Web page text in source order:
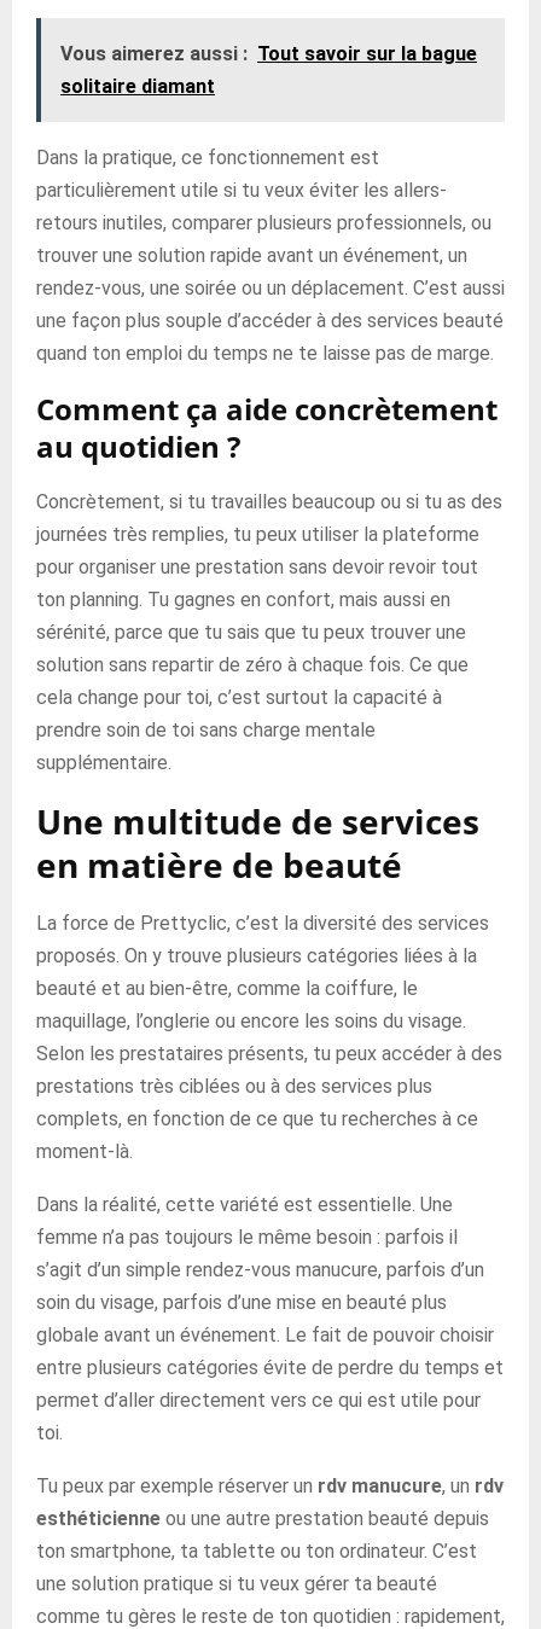
Vous aimerez aussi : Tout savoir sur la bague
solitaire diamant
Dans la pratique, ce fonctionnement est
particulièrement utile si tu veux éviter les allers-
retours inutiles, comparer plusieurs professionnels, ou
trouver une solution rapide avant un événement, un
rendez-vous, une soirée ou un déplacement. C’est aussi
une façon plus souple d’accéder à des services beauté
quand ton emploi du temps ne te laisse pas de marge.
Comment ça aide concrètement
au quotidien ?
Concrètement, si tu travailles beaucoup ou si tu as des
journées très remplies, tu peux utiliser la plateforme
pour organiser une prestation sans devoir revoir tout
ton planning. Tu gagnes en confort, mais aussi en
sérénité, parce que tu sais que tu peux trouver une
solution sans repartir de zéro à chaque fois. Ce que
cela change pour toi, c’est surtout la capacité à
prendre soin de toi sans charge mentale
supplémentaire.
Une multitude de services
en matière de beauté
La force de Prettyclic, c’est la diversité des services
proposés. On y trouve plusieurs catégories liées à la
beauté et au bien-être, comme la coiffure, le
maquillage, l’onglerie ou encore les soins du visage.
Selon les prestataires présents, tu peux accéder à des
prestations très ciblées ou à des services plus
complets, en fonction de ce que tu recherches à ce
moment-là.
Dans la réalité, cette variété est essentielle. Une
femme n’a pas toujours le même besoin : parfois il
s’agit d’un simple rendez-vous manucure, parfois d’un
soin du visage, parfois d’une mise en beauté plus
globale avant un événement. Le fait de pouvoir choisir
entre plusieurs catégories évite de perdre du temps et
permet d’aller directement vers ce qui est utile pour
toi.
Tu peux par exemple réserver un rdv manucure, un rdv
esthéticienne ou une autre prestation beauté depuis
ton smartphone, ta tablette ou ton ordinateur. C’est
une solution pratique si tu veux gérer ta beauté
comme tu gères le reste de ton quotidien : rapidement,